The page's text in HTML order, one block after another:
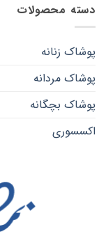
دسته محصولات
پوشاک زنانه
پوشاک مردانه
پوشاک بچگانه
اکسسوری